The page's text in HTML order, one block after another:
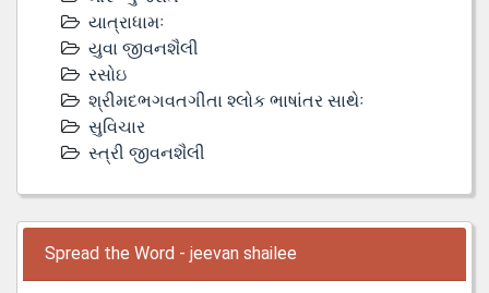
યાત્રાધામઃ
યુવા જીવનશૈલી
રસોઇ
શ્રીમદભગવતગીતા શ્લોક ભાષાંતર સાથેઃ
સુવિચાર
સ્ત્રી જીવનશૈલી
Spread the Word - jeevan shailee